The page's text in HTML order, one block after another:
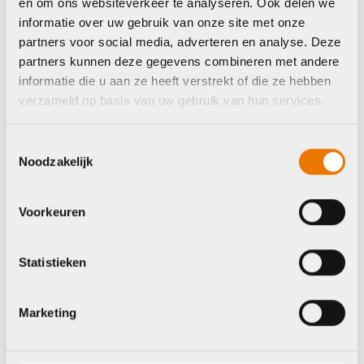
en om ons websiteverkeer te analyseren. Ook delen we
informatie over uw gebruik van onze site met onze
partners voor social media, adverteren en analyse. Deze
partners kunnen deze gegevens combineren met andere
informatie die u aan ze heeft verstrekt of die ze hebben
verzameld op basis van uw gebruik van hun services.
Noodzakelijk
Voorkeuren
Statistieken
Marketing
Raceschoenen
Shimano Schoenen
RP400 39 Dames
€80,00
Oorspronkelijke
€80,00.
€ 79,99
Huidige
€79,99.
Raceschoenen
Shimano Schoenen
RP400
€ 80,00
Oorspronkelijke
€79,95
Huidige
Shimano